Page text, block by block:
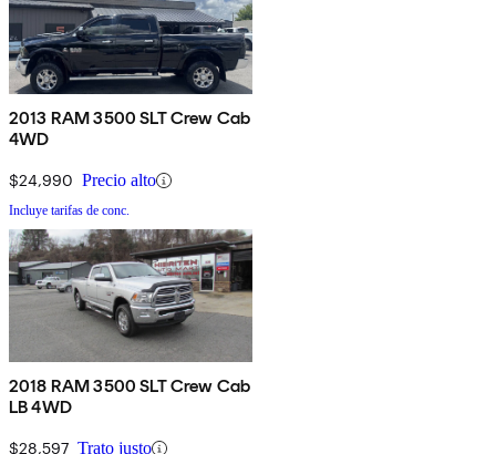
2013 RAM 3500 SLT Crew Cab
4WD
$24,990 Precio alto
Incluye tarifas de conc.
2018 RAM 3500 SLT Crew Cab
LB 4WD
$28,597 Trato justo